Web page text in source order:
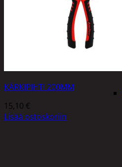
KÄRKIPIHTI 200MM
15,10 €
Lisää ostoskoriin